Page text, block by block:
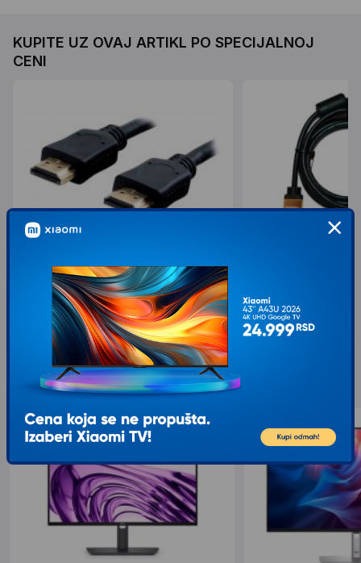
KUPITE UZ OVAJ ARTIKL PO SPECIJALNOJ
CENI
199,00
399,00
sa 50% popusta
499,00
sa 50% popusta
Slični proizvodi